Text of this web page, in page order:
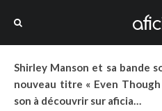
Shirley Manson et sa bande
nouveau titre « Even
son à découvrir sur aficia…